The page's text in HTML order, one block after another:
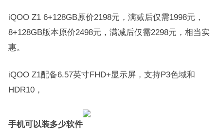
iQOO Z1 6+128GB原价2198元，满减后仅需1998元，
8+128GB版本原价2498元，满减后仅需2298元，相当实
惠。
iQOO Z1配备6.57英寸FHD+显示屏，支持P3色域和
HDR10，
手机可以装多少软件